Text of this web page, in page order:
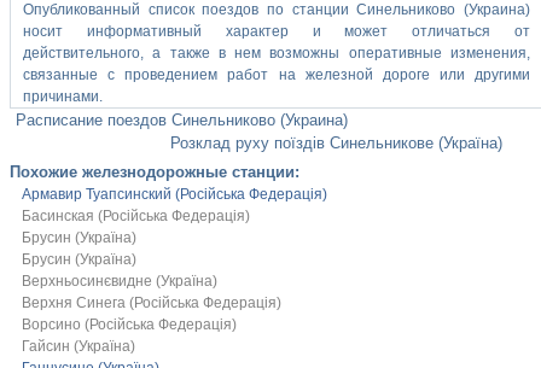
Опубликованный список поездов по станции Синельниково (Украина)
носит информативный характер и может отличаться от
действительного, а также в нем возможны оперативные изменения,
связанные с проведением работ на железной дороге или другими
причинами.
Расписание поездов Синельниково (Украина)
Розклад руху поїздів Синельникове (Україна)
Похожие железнодорожные станции:
Армавир Туапсинский (Російська Федерація)
Басинская (Російська Федерація)
Брусин (Україна)
Брусин (Україна)
Верхньосинєвидне (Україна)
Верхня Синега (Російська Федерація)
Ворсино (Російська Федерація)
Гайсин (Україна)